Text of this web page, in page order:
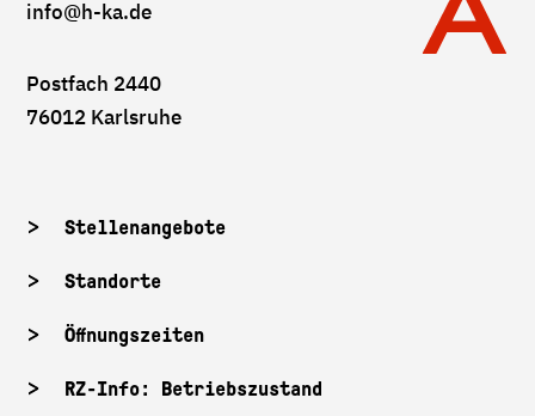
info@h-ka.de
Postfach 2440
76012 Karlsruhe
Stellenangebote
Standorte
Öffnungszeiten
RZ-Info: Betriebszustand